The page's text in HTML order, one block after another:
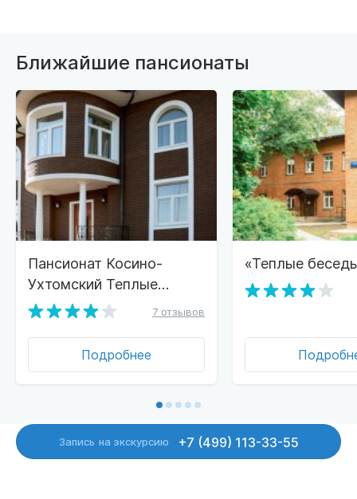
Ближайшие пансионаты
Пансионат Косино-
Ухтомский Теплые
Беседы
7 отзывов
Подробнее
«Теплые
Запись на экскурсию +7 (499) 113-33-55